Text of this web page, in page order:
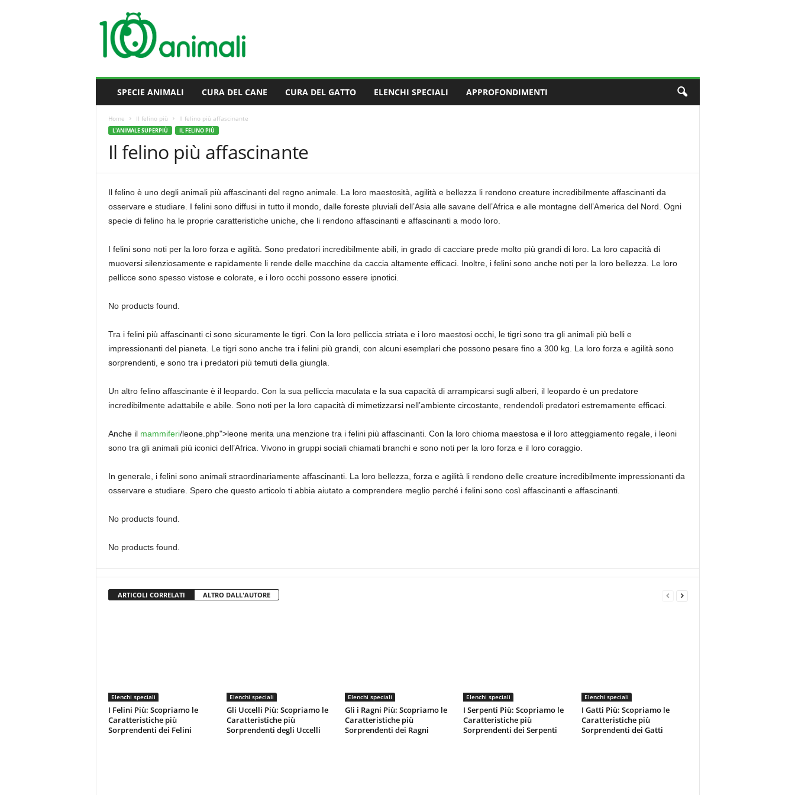
SPECIE ANIMALI CURA DEL CANE CURA DEL GATTO ELENCHI SPECIALI APPROFONDIMENTI
Home Il felino più Il felino più affascinante
L'ANIMALE SUPERPIÙ IL FELINO PIÙ
Il felino più affascinante
Il felino è uno degli animali più affascinanti del regno animale. La loro maestosità, agilità e bellezza li rendono creature incredibilmente affascinanti da
osservare e studiare. I felini sono diffusi in tutto il mondo, dalle foreste pluviali dell’Asia alle savane dell’Africa e alle montagne dell’America del Nord. Ogni
specie di felino ha le proprie caratteristiche uniche, che li rendono affascinanti e affascinanti a modo loro.
I felini sono noti per la loro forza e agilità. Sono predatori incredibilmente abili, in grado di cacciare prede molto più grandi di loro. La loro capacità di
muoversi silenziosamente e rapidamente li rende delle macchine da caccia altamente efficaci. Inoltre, i felini sono anche noti per la loro bellezza. Le loro
pellicce sono spesso vistose e colorate, e i loro occhi possono essere ipnotici.
No products found.
Tra i felini più affascinanti ci sono sicuramente le tigri. Con la loro pelliccia striata e i loro maestosi occhi, le tigri sono tra gli animali più belli e
impressionanti del pianeta. Le tigri sono anche tra i felini più grandi, con alcuni esemplari che possono pesare fino a 300 kg. La loro forza e agilità sono
sorprendenti, e sono tra i predatori più temuti della giungla.
Un altro felino affascinante è il leopardo. Con la sua pelliccia maculata e la sua capacità di arrampicarsi sugli alberi, il leopardo è un predatore
incredibilmente adattabile e abile. Sono noti per la loro capacità di mimetizzarsi nell’ambiente circostante, rendendoli predatori estremamente efficaci.
Anche il mammiferi/leone.php">leone merita una menzione tra i felini più affascinanti. Con la loro chioma maestosa e il loro atteggiamento regale, i leoni
sono tra gli animali più iconici dell’Africa. Vivono in gruppi sociali chiamati branchi e sono noti per la loro forza e il loro coraggio.
In generale, i felini sono animali straordinariamente affascinanti. La loro bellezza, forza e agilità li rendono delle creature incredibilmente impressionanti da
osservare e studiare. Spero che questo articolo ti abbia aiutato a comprendere meglio perché i felini sono così affascinanti e affascinanti.
No products found.
No products found.
ARTICOLI CORRELATI ALTRO DALL'AUTORE
Elenchi speciali
I Felini Più: Scopriamo le
Caratteristiche più
Sorprendenti dei Felini
Elenchi speciali
Gli Uccelli Più: Scopriamo le
Caratteristiche più
Sorprendenti degli Uccelli
Elenchi speciali
Gli i Ragni Più: Scopriamo le
Caratteristiche più
Sorprendenti dei Ragni
Elenchi speciali
I Serpenti Più: Scopriamo le
Caratteristiche più
Sorprendenti dei Serpenti
Elenchi speciali
I Gatti Più: Scopriamo le
Caratteristiche più
Sorprendenti dei Gatti